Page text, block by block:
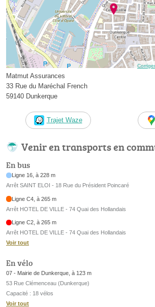
Matmut Assurances
33 Rue du Maréchal French
59140 Dunkerque
Trajet Waze
Venir en transports en
En bus
Ligne 16, à 228 m
Arrêt SAINT ELOI - 18 Rue du Président Poincaré
Ligne C4, à 265 m
Arrêt HOTEL DE VILLE - 74 Quai des Hollandais
Ligne C2, à 265 m
Arrêt HOTEL DE VILLE - 74 Quai des Hollandais
Voir tout
En vélo
07 - Mairie de Dunkerque, à 123 m
53 Rue Clémenceau (Dunkerque)
Capacité : 18 vélos
Voir tout